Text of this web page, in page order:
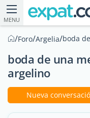
MENU
/Foro/Argelia/boda
boda de una
argelino
Nueva